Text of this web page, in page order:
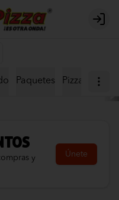
Paquetes Pizzas
y
Únete